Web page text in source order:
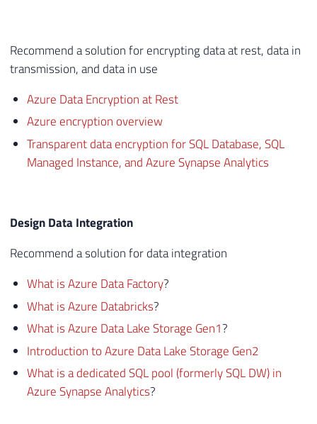
Recommend a solution for encrypting data at rest, data in
transmission, and data in use
Azure Data Encryption at Rest
Azure encryption overview
Transparent data encryption for SQL Database, SQL
Managed Instance, and Azure Synapse Analytics
Design Data Integration
Recommend a solution for data integration
What is Azure Data Factory?
What is Azure Databricks?
What is Azure Data Lake Storage Gen1?
Introduction to Azure Data Lake Storage Gen2
What is a dedicated SQL pool (formerly SQL DW) in
Azure Synapse Analytics?